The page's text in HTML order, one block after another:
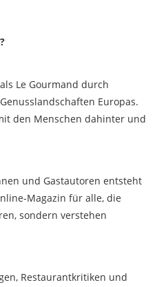
Le Gourmand durch
Europas.
den Menschen dahinter und
und Gastautoren entsteht
Magazin für alle, die
sondern verstehen
Restaurantkritiken und